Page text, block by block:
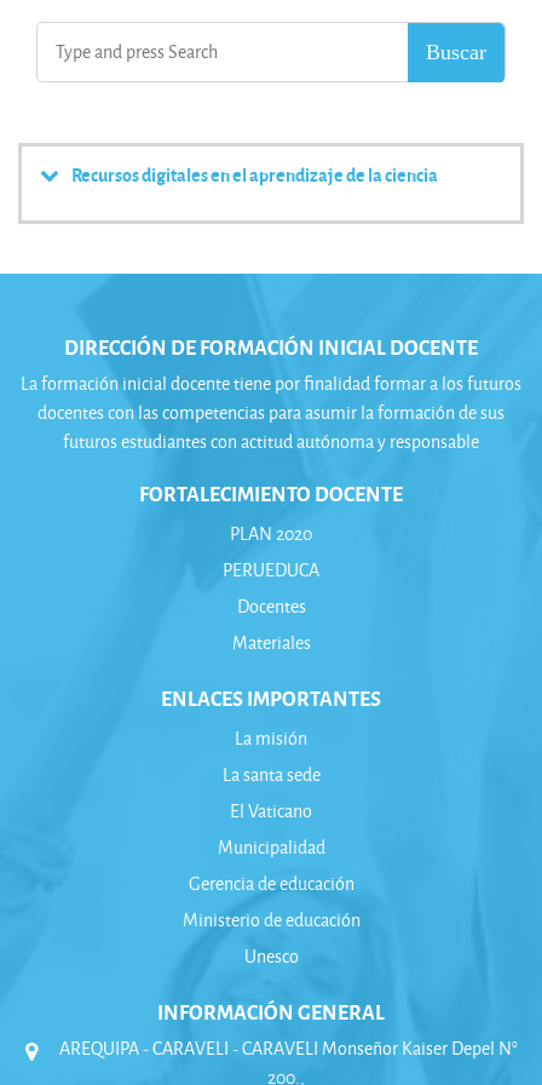
Recursos digitales en el aprendizaje de la ciencia
DIRECCIÓN DE FORMACIÓN INICIAL DOCENTE
La formación inicial docente tiene por finalidad formar a los futuros
docentes con las competencias para asumir la formación de sus
futuros estudiantes con actitud autónoma y responsable
FORTALECIMIENTO DOCENTE
PLAN 2020
PERUEDUCA
Docentes
Materiales
ENLACES IMPORTANTES
La misión
La santa sede
El Vaticano
Municipalidad
Gerencia de educación
Ministerio de educación
Unesco
INFORMACIÓN GENERAL
AREQUIPA - CARAVELI - CARAVELI Monseñor Kaiser Depel N°
200.,